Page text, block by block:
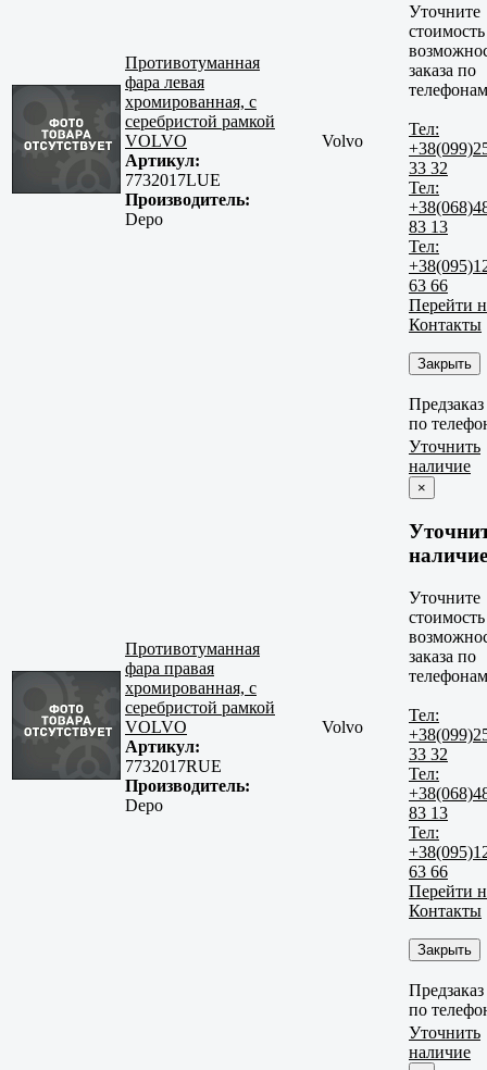
Противотуманная
фара левая
хромированная, с
серебристой рамкой
VOLVO
Артикул:
7732017LUE
Производитель:
Depo
Volvo
Уточните
заказа по
Тел:
33 32
Тел:
83 13
Тел:
63 66
Перейти
Контакты
Закрыть
Предзаказ
по
Противотуманная
фара правая
хромированная, с
серебристой рамкой
VOLVO
Артикул:
7732017RUE
Производитель:
Depo
Volvo
Уточнить
наличие
×
наличие
Уточните
заказа по
Тел:
33 32
Тел:
83 13
Тел:
63 66
Перейти
Контакты
Закрыть
Предзаказ
по
Уточнить
наличие